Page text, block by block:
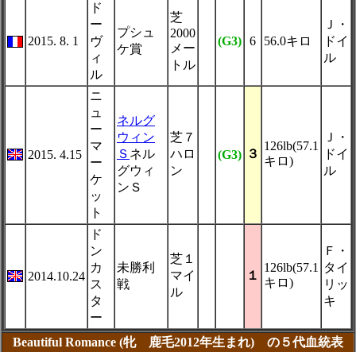
2015. 8. 1
ド
ー
ヴ
ィ
ル
プシュ
ケ賞
芝
2000
メー
トル
(G3) 6 56.0キロ
Ｊ・
ドイ
ル
2015. 4.15
ニ
ュ
ー
マ
ー
ケ
ッ
ト
ネルグ
ウィン
Ｓ ネル
グウィ
ンＳ
芝７
ハロ
ン
(G3) ３
126lb(57.1
キロ)
Ｊ・
ドイ
ル
2014.10.24
ド
ン
カ
ス
タ
ー
未勝利
戦
芝１
マイ
ル
１
126lb(57.1
キロ)
Ｆ・
タイ
リッ
キ
Beautiful Romance (牝 鹿毛2012年生まれ) の５代血統表